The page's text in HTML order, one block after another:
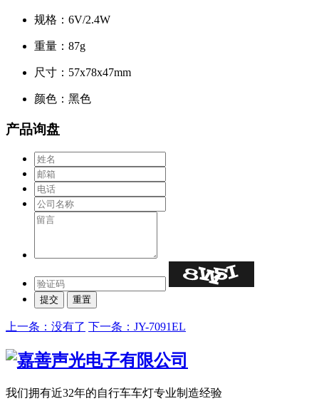
规格：6V/2.4W
重量：87g
尺寸：57x78x47mm
颜色：黑色
产品询盘
上一条：没有了 下一条：JY-7091EL
我们拥有近32年的自行车车灯专业制造经验